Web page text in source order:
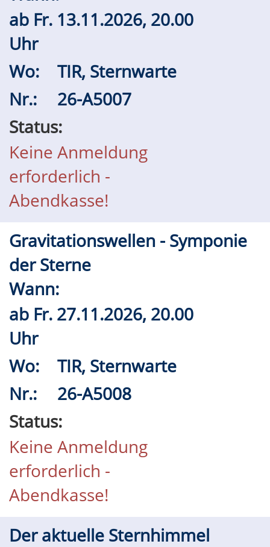
ab Fr. 13.11.2026, 20.00
Uhr
Wo:
TIR, Sternwarte
Nr.:
26-A5007
Status:
Keine Anmeldung
erforderlich -
Abendkasse!
Gravitationswellen - Symponie
der Sterne
Wann:
ab Fr. 27.11.2026, 20.00
Uhr
Wo:
TIR, Sternwarte
Nr.:
26-A5008
Status:
Keine Anmeldung
erforderlich -
Abendkasse!
Der aktuelle Sternhimmel